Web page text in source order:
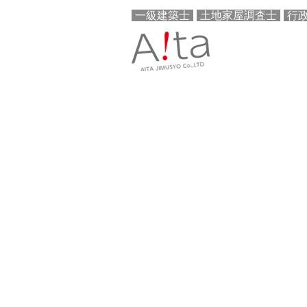
一級建築士 土地家屋調査士 行